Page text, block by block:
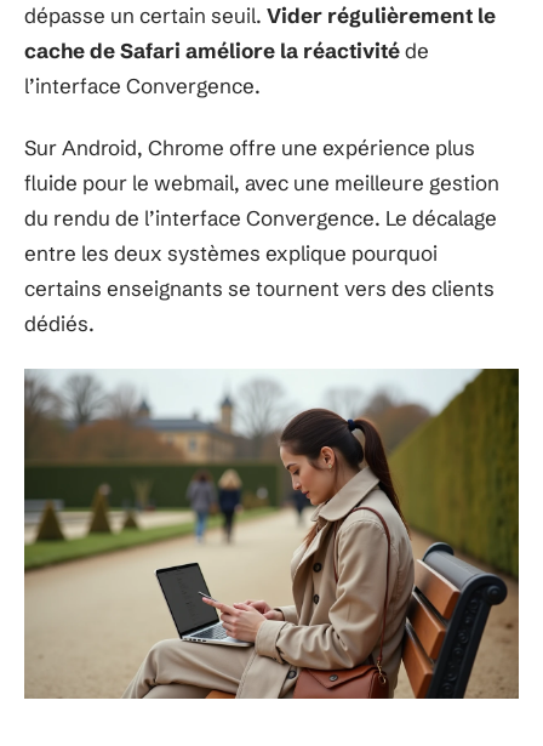
dépasse un certain seuil. Vider régulièrement le
cache de Safari améliore la réactivitéde
l’interface Convergence.
Sur Android, Chrome offre une expérience plus
fluide pour le webmail, avec une meilleure gestion
du rendu de l’interface Convergence. Le décalage
entre les deux systèmes explique pourquoi
certains enseignants se tournent vers des clients
dédiés.